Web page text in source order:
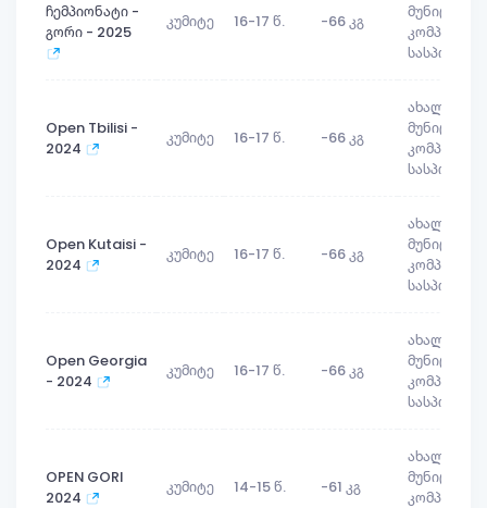
ჩემპიონატი -
გორი - 2025
კუმიტე 16-17 წ. -66 კგ
სასპორტო
Open Tbilisi -
2024
კუმიტე 16-17 წ. -66 კგ
სასპორტო
Open Kutaisi -
2024
კუმიტე 16-17 წ. -66 კგ
სასპორტო
Open Georgia
- 2024
კუმიტე 16-17 წ. -66 კგ
სასპორტო
OPEN GORI
2024
კუმიტე 14-15 წ. -61 კგ